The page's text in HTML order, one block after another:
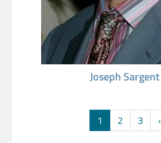
Joseph Sargent
1 2 3 ›